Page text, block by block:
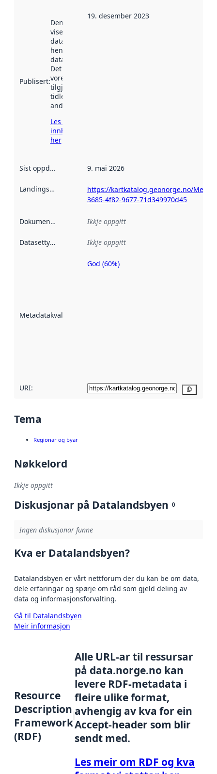
Publisert:
Denne datoen
viser når
datasettet vart
henta inn av
data.norge.no.
Det kan ha
vore
tilgjengeleg
tidlegare
andre stader.
Les meir om
innhenting
her
19. desember 2023
Sist oppdatert 9. mai 2026
Landingsside
https://kartkatalog.geonorge.no/
3685-4f82-9677-71d349970d45
Dokumentasjon Ikkje oppgitt
Datasettype Ikkje oppgitt
Metadatakvalitet
Metadatakvalitet
God (60%)
URI:
Tema
Regionar og byar
Nøkkelord
Ikkje oppgitt
Diskusjonar på Datalandsbyen 0
Ingen diskusjonar funne
Kva er Datalandsbyen?
Datalandsbyen er vårt nettforum der du kan be om data,
dele erfaringar og spørje om råd som gjeld deling av
data og informasjonsforvalting.
Gå til Datalandsbyen
Meir informasjon
Resource
Description
Framework
(RDF)
Alle URL-ar til ressursar
på data.norge.no kan
levere RDF-metadata i
fleire ulike format,
avhengig av kva for ein
Accept-header som blir
sendt med.
Les meir om RDF og kva